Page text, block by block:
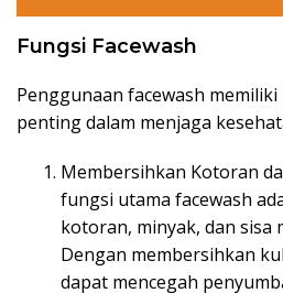
Fungsi Facewash
Penggunaan facewash
penting dalam menjaga
Membersihkan Kotoran
fungsi utama facewash
kotoran, minyak, dan sisa
Dengan membersihkan
dapat mencegah